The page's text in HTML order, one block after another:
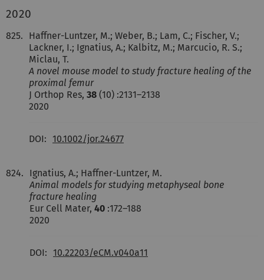
2020
825.
Haffner-Luntzer, M.; Weber, B.; Lam, C.; Fischer, V.;
Lackner, I.; Ignatius, A.; Kalbitz, M.; Marcucio, R. S.;
Miclau, T.
A novel mouse model to study fracture healing of the
proximal femur
J Orthop Res, 38 (10) :2131–2138
2020
DOI: 10.1002/jor.24677
824.
Ignatius, A.; Haffner-Luntzer, M.
Animal models for studying metaphyseal bone
fracture healing
Eur Cell Mater, 40 :172–188
2020
DOI: 10.22203/eCM.v040a11